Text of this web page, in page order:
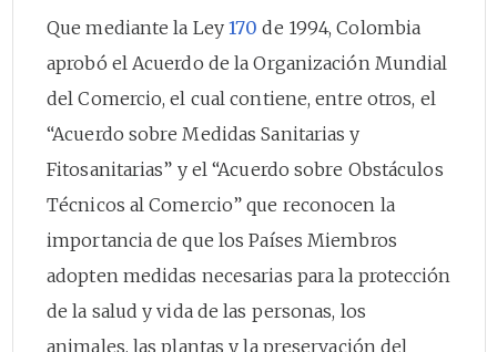
Que mediante la Ley 170 de 1994, Colombia
aprobó el Acuerdo de la Organización Mundial
del Comercio, el cual contiene, entre otros, el
“Acuerdo sobre Medidas Sanitarias y
Fitosanitarias” y el “Acuerdo sobre Obstáculos
Técnicos al Comercio” que reconocen la
importancia de que los Países Miembros
adopten medidas necesarias para la protección
de la salud y vida de las personas, los
animales, las plantas y la preservación del